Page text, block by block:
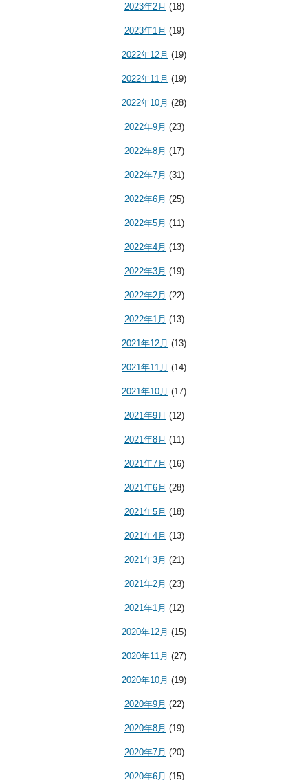
2023年2月 (18)
2023年1月 (19)
2022年12月 (19)
2022年11月 (19)
2022年10月 (28)
2022年9月 (23)
2022年8月 (17)
2022年7月 (31)
2022年6月 (25)
2022年5月 (11)
2022年4月 (13)
2022年3月 (19)
2022年2月 (22)
2022年1月 (13)
2021年12月 (13)
2021年11月 (14)
2021年10月 (17)
2021年9月 (12)
2021年8月 (11)
2021年7月 (16)
2021年6月 (28)
2021年5月 (18)
2021年4月 (13)
2021年3月 (21)
2021年2月 (23)
2021年1月 (12)
2020年12月 (15)
2020年11月 (27)
2020年10月 (19)
2020年9月 (22)
2020年8月 (19)
2020年7月 (20)
2020年6月 (15)